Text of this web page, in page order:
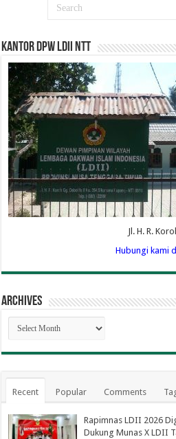
Kantor DPW LDII NTT
Jl. H. R.
Hubungi kami
Archives
Archives
Recent Popular Comments
Rapimnas LDII 2026
Dukung Munas X LDII